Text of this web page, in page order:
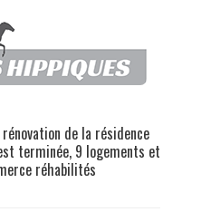
rénovation de la résidence
terminée, 9 logements et
réhabilités